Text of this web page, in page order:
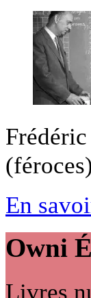
En
Owni
Livres